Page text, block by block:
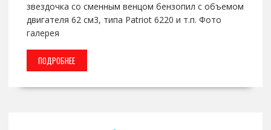
звездочка со сменным венцом бензопил с объемом
двигателя 62 см3, типа Patriot 6220 и т.п. Фото
галерея
ПОДРОБНЕЕ